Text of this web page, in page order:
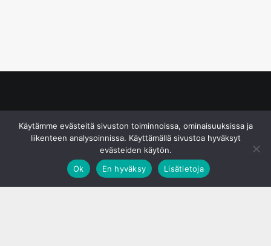
Käytämme evästeitä sivuston toiminnoissa, ominaisuuksissa ja
liikenteen analysoinnissa. Käyttämällä sivustoa hyväksyt
evästeiden käytön.
Ok
En hyväksy Lisätietoja